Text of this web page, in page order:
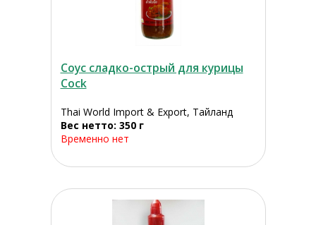
Соус сладко-острый для курицы
Cock
Thai World Import & Export, Тайланд
Вес нетто: 350 г
Временно нет